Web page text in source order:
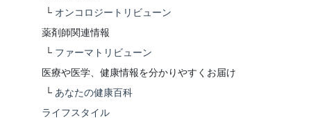
└ オンコロジートリビューン
薬剤師関連情報
└ ファーマトリビューン
医療や医学、健康情報を分かりやすくお届け
└ あなたの健康百科
ライフスタイル